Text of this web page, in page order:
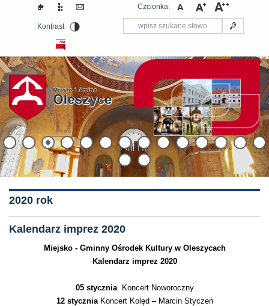
Czcionka:
Kontrast
2020 rok
Kalendarz imprez 2020
Miejsko - Gminny Ośrodek Kultury w Oleszycach
Kalendarz imprez 2020
05 styczniaKoncert Noworoczny
12 stycznia Koncert Kolęd – Marcin Styczeń